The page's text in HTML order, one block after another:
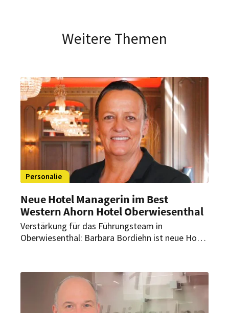
Weitere Themen
Personalie
Neue Hotel Managerin im Best
Western Ahorn Hotel Oberwiesenthal
Verstärkung für das Führungsteam in
Oberwiesenthal: Barbara Bordiehn ist neue Hotel
eine erfahrene Führungspersönlichkeit.